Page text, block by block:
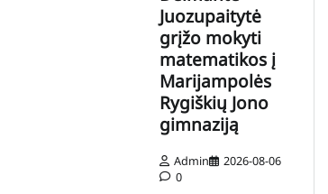
Juozupaitytė
grįžo mokyti
matematikos į
Marijampolės
Rygiškių Jono
gimnaziją
Admin
2026-08-06
0